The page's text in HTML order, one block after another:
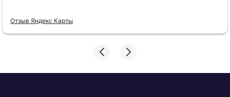
Отзыв Яндекс Карты